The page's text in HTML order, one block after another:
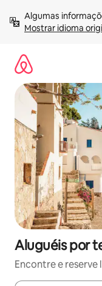
para
Mostrar idioma
Aluguéis por
Encontre e